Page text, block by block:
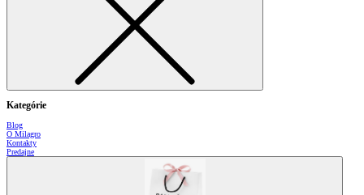
Kategórie
Blog
O Milagro
Kontakty
Predajne